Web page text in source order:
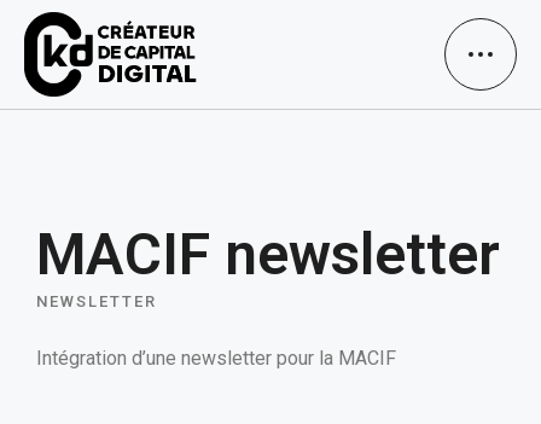
MACIF newsletter
NEWSLETTER
Intégration d’une newsletter pour la MACIF